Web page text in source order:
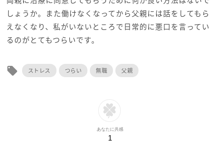
しょうか。また働けなくなってから父親には話をしてもら
えなくなり、私がいないところで日常的に悪口を言ってい
るのがとてもつらいです。
local_offer ストレス つらい 無職 父親
あなたに共感
1